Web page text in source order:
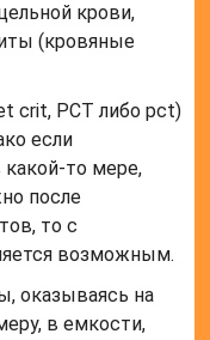
крови,
(кровяные
crit, РСТ либо pct)
если
то мере,
после
то с
возможным.
оказываясь на
в емкости,